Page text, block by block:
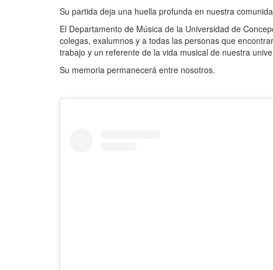
Su partida deja una huella profunda en nuestra
El Departamento de Música de la Universidad de
colegas, exalumnos y a todas las personas que
trabajo y un referente de la vida musical de nuestra
Su memoria permanecerá entre nosotros.